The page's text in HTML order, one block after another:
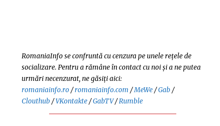
RomaniaInfo se confruntă cu cenzura pe unele rețele de
socializare. Pentru a rămâne în contact cu noi și a ne putea
urmări necenzurat, ne găsiți aici:
romaniainfo.ro/romaniainfo.com /MeWe/Gab /
Clouthub /VKontakte/GabTV/Rumble